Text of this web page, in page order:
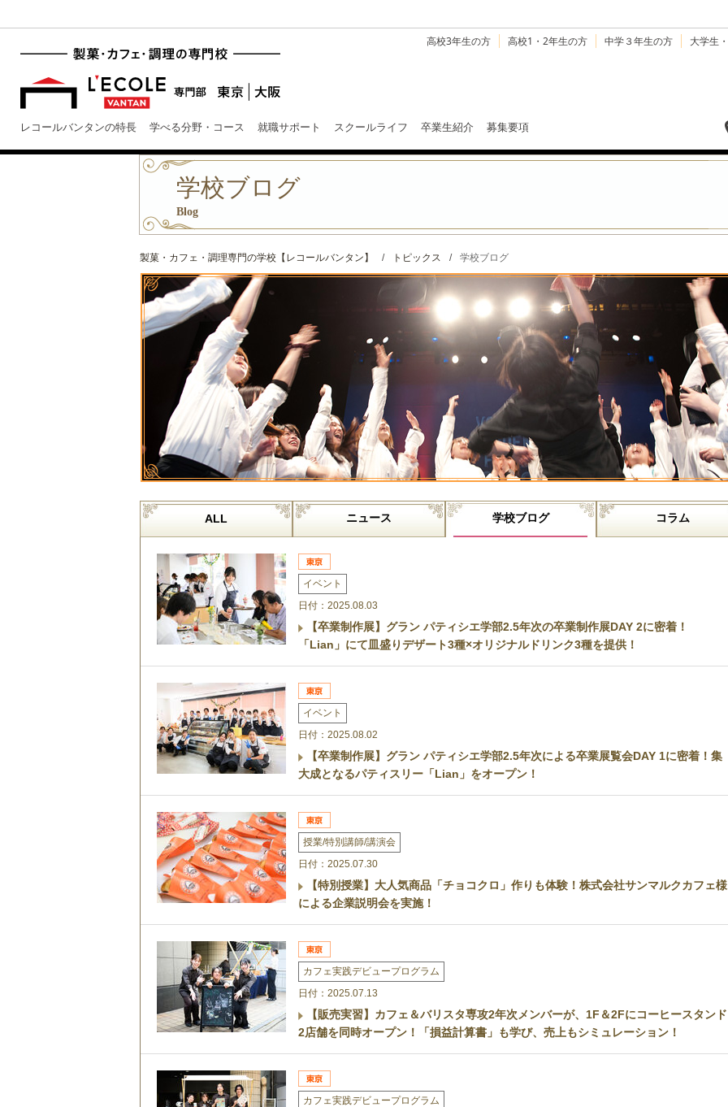
高校3年生の方 高校1・2年生の方 中学３年生の方 大学生
レコールバンタンの特長 学べる分野・コース 就職サポート スクールライフ 卒業生紹介 募集要項
学校ブログ
Blog
製菓・カフェ・調理専門の学校【レコールバンタン】 / トピックス / 学校ブログ
ALL ニュース 学校ブログ コラム
イベント
日付：2025.08.03
【卒業制作展】グラン パティシエ学部2.5年次の卒業制作展DAY 2に密着！
「Lian」にて皿盛りデザート3種×オリジナルドリンク3種を提供！
イベント
日付：2025.08.02
【卒業制作展】グラン パティシエ学部2.5年次による卒業展覧会DAY 1に密着！集
大成となるパティスリー「Lian」をオープン！
授業/特別講師/講演会
日付：2025.07.30
【特別授業】大人気商品「チョコクロ」作りも体験！株式会社サンマルクカフェ様
による企業説明会を実施！
カフェ実践デビュープログラム
日付：2025.07.13
【販売実習】カフェ＆バリスタ専攻2年次メンバーが、1F＆2Fにコーヒースタンド
2店舗を同時オープン！「損益計算書」も学び、売上もシミュレーション！
カフェ実践デビュープログラム